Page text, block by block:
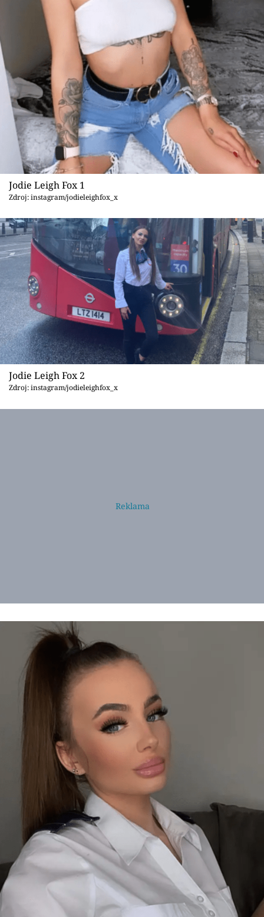
Videa
Sledujte prima+
Přihlášení
Sledujte nás
Jodie Leigh Fox 1
Zdroj: instagram/jodieleighfox_x
Jodie Leigh Fox 2
Zdroj: instagram/jodieleighfox_x